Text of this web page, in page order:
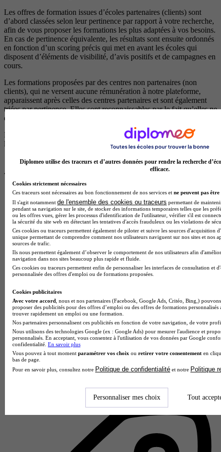
Les offres de formation issues d’écoles partenaires (clients) sont
d’abord classées selon leur pertinence par rapport à votre recherche,
afin de vous proposer les formations les plus adaptées à vos besoins.
En cas de pertinence équivalente, les résultats sont ensuite ordonnés
en fonction d’un scoring précis qui met en avant les écoles qui
disposent d’éléments de visibilité, d’avis positifs et de campagnes en
cours.
Les formations proposées par des centres non partenaires (non
clients), qui ne versent aucune rémunération à notre plateforme,
apparaissent après celles des centres partenaires et sont également
triées par pertinence. Elles sont reconnaissables par le fait qu’elles ne
disposent pas de logos.
Pour plus d’informations, consultez nosrègles de fonctionnement de
la plateforme.
CFA CERFAL
5.0
Diplomeo utilise des traceurs et d’autres données pour rendre la recherche
efficace.
Cookies strictement nécessaires
Ces traceurs sont nécessaires au bon fonctionnement de nos services et ne peuvent pas être
Il s'agit notamment de l'ensemble des cookies ou traceurs permettant de
pendant sa navigation sur le site, de stocker des informations temporaires telles que les
ou les offres vues, gérer les processus d'identification de l'utilisateur, vérifier s'il est
la sécurité du site web en détectant les tentatives d'accès frauduleux ou les violations de
Ces cookies ou traceurs permettent également de piloter et suivre les sources d'acquisition
unique permettant de comprendre comment nos utilisateurs naviguent sur nos sites et nos
sources de trafic.
Ils nous permettent également d’observer le comportement de nos utilisateurs afin
navigation dans nos sites beaucoup plus rapide et fluide.
Ces cookies ou traceurs permettent enfin de personnaliser les interfaces de consultation et
personnalisée des offres d'emploi ou de formations proposées.
Cookies publicitaires
Avec votre accord , nous et nos partenaires (Facebook, Google Ads, Critéo, Bing,)
proposer des publicités pour des offres d’emploi ou des offres de formations
trouver rapidement un emploi ou une formation.
Nos partenaires personnalisent ces publicités en fonction de votre navigation, de votre
Nous utilisons des technologies Google (ex : Google Ads) pour mesurer l'audience et
personnalisés. En acceptant, vous consentez à l'utilisation de vos données par Google
confidentialité. En savoir plus
Vous pouvez à tout moment paramétrer vos choix ou retirer votre consentement en
bas de page.
Pour en savoir plus, consultez notre Politique de confidentialité et notre Politique
Personnaliser mes choix Tout